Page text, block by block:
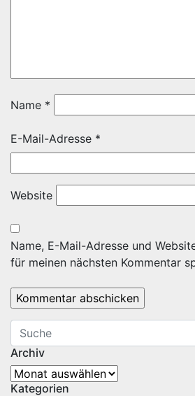
Name *
E-Mail-Adresse *
Website
Name, E-Mail-Adresse und
für meinen nächsten Kommentar
Archiv
Archiv
Kategorien